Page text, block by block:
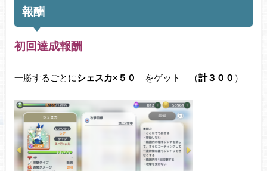
報酬
初回達成報酬
一勝するごとにシェスカ×５０ をゲット （計３００ ）